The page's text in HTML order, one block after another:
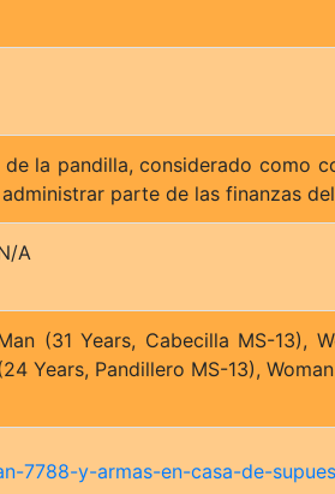
la pandilla, considerado como
parte de las finanzas
A
(31 Years, Cabecilla MS-13),
Years, Pandillero MS-13),
7788-y-armas-en-casa-de-